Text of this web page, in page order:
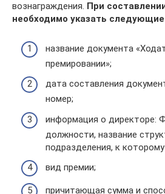
вознаграждения. При
необходимо указать
название документа
премировании»;
дата составления
номер;
информация о директоре:
должности, название
подразделения, к
вид премии;
причитающая сумма и